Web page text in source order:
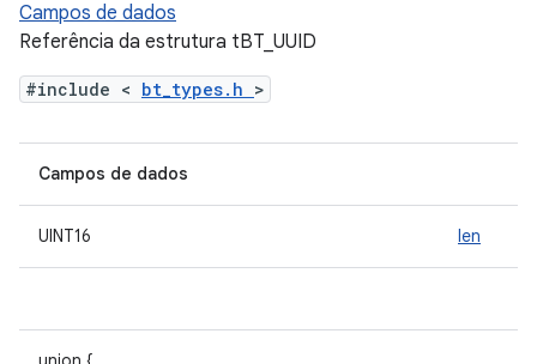
Campos de dados
Referência da estrutura tBT_UUID
#include < bt_types.h >
Campos de dados
UINT16 len